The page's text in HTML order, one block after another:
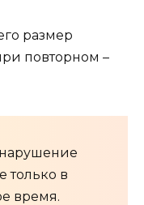
размер
повторном –
только в
время.